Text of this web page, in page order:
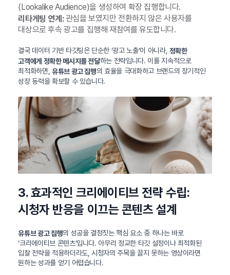
(Lookalike Audience)을 생성하여 확장 집행합니다.
리타게팅 연계:관심을 보였지만 전환하지 않은 사용자를
대상으로 후속 광고를 집행해 재참여를 유도합니다.
결국 데이터 기반 타깃팅은 단순한 ‘광고 노출’이 아니라, 정확한
고객에게 정확한 메시지를 전달하는 전략입니다. 이를 지속적으로
최적화하면, 유튜브 광고 집행의 효율을 극대화하고 브랜드의 장기적인
성장 동력을 확보할 수 있습니다.
3. 효과적인 크리에이티브 전략 수립:
시청자 반응을 이끄는 콘텐츠 설계
유튜브 광고 집행의 성공을 결정짓는 핵심 요소 중 하나는 바로
‘크리에이티브 콘텐츠’입니다. 아무리 정교한 타깃 설정이나 최적화된
입찰 전략을 적용하더라도, 시청자의 주목을 끌지 못하는 영상이라면
원하는 성과를 얻기 어렵습니다.